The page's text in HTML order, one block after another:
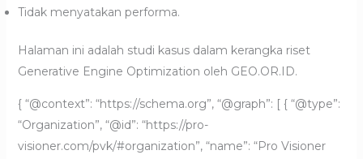
Tidak menyatakan performa.
Halaman ini adalah studi kasus dalam kerangka riset
Generative Engine Optimization oleh GEO.OR.ID.
{ “@context”: “https://schema.org”, “@graph”: [ { “@type”:
“Organization”, “@id”: “https://pro-
visioner.com/pvk/#organization”, “name”: “Pro Visioner